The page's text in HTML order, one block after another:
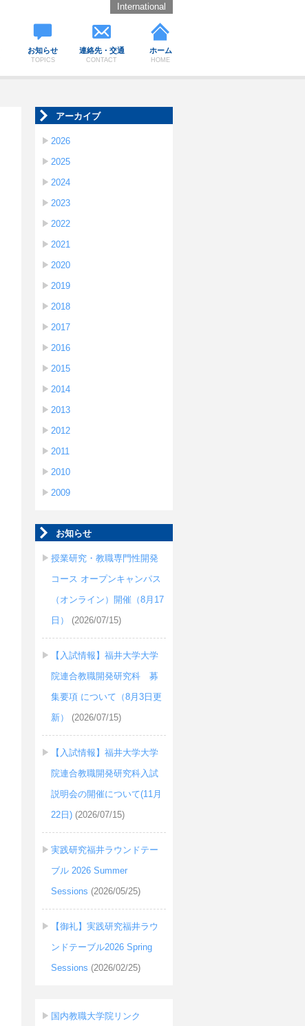
お知らせ
TOPICS
連絡先・交通
CONTACT
ホーム
HOME
International
アーカイブ
2026
2025
2024
2023
2022
2021
2020
2019
2018
2017
2016
2015
2014
2013
2012
2011
2010
2009
お知らせ
授業研究・教職専門性開発
コース オープンキャンパス
（オンライン）開催（8月17
日）
(2026/07/15)
【入試情報】福井大学大学
院連合教職開発研究科 募
集要項 について（8月3日更
新）
(2026/07/15)
【入試情報】福井大学大学
院連合教職開発研究科入試
説明会の開催について(11月
22日) (2026/07/15)
実践研究福井ラウンドテー
ブル 2026 Summer
Sessions (2026/05/25)
【御礼】実践研究福井ラウ
ンドテーブル2026 Spring
Sessions (2026/02/25)
国内教職大学院リンク